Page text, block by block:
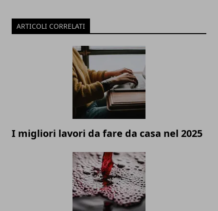
ARTICOLI CORRELATI
I migliori lavori da fare da casa nel 2025